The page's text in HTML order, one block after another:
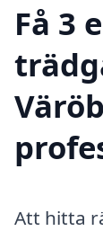
Få 3
Att hitta